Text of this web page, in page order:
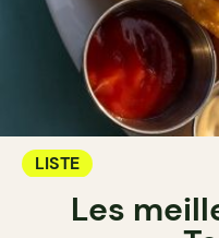
LISTE
Les